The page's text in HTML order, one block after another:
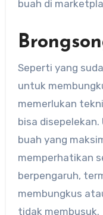
buah di
Seperti yang
untuk
memerlukan
bisa
buah yang
memperhatikan
berpengaruh,
membungkus
tidak membusuk.